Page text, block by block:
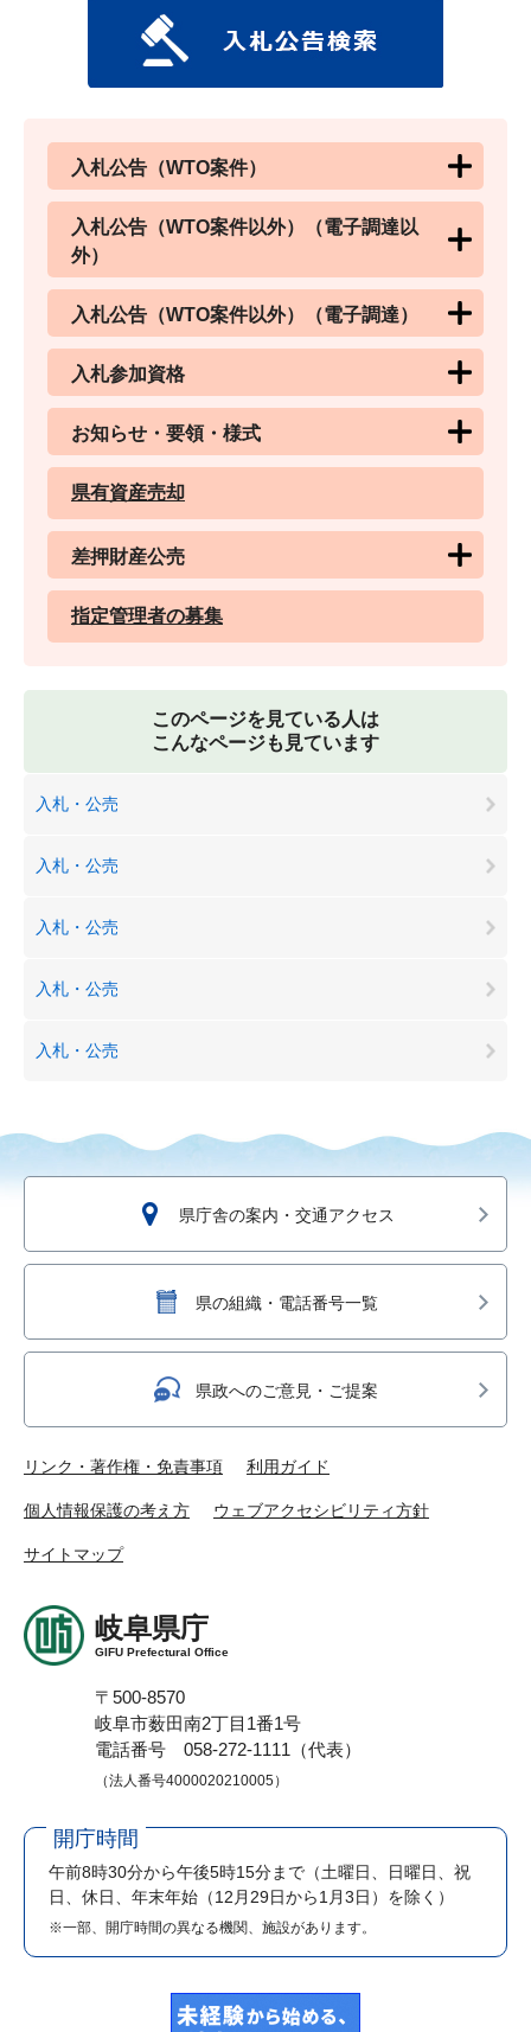
入札公告（WTO案件）
入札公告（WTO案件以外）（電子調達以
外）
入札公告（WTO案件以外）（電子調達）
入札参加資格
お知らせ・要領・様式
県有資産売却
差押財産公売
指定管理者の募集
このページを見ている人は
こんなページも見ています
入札・公売
入札・公売
入札・公売
入札・公売
入札・公売
県庁舎の案内・交通アクセス
県の組織・電話番号一覧
県政へのご意見・ご提案
リンク・著作権・免責事項 利用ガイド
個人情報保護の考え方 ウェブアクセシビリティ方針
サイトマップ
岐阜県庁
GIFU Prefectural Office
〒500-8570
岐阜市薮田南2丁目1番1号
電話番号 058-272-1111（代表）
（法人番号4000020210005）
開庁時間
午前8時30分から午後5時15分まで （土曜日、日曜日、祝
日、休日、年末年始（12月29日から1月3日）を除く）
※一部、開庁時間の異なる機関、施設があります。